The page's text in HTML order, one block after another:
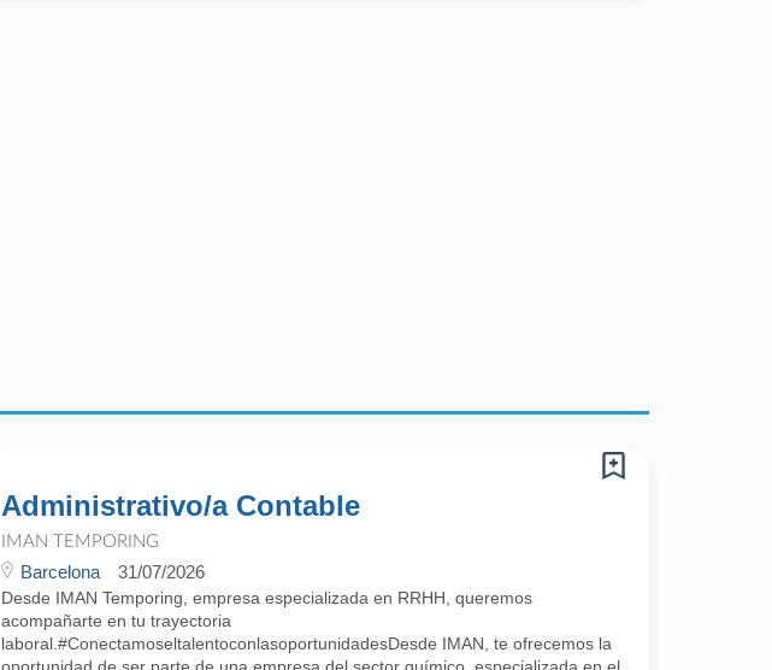
Administrativo/a Contable
IMAN TEMPORING
Barcelona 31/07/2026
Desde IMAN Temporing, empresa especializada en RRHH, queremos
acompañarte en tu trayectoria
laboral.#ConectamoseltalentoconlasoportunidadesDesde IMAN, te ofrecemos la